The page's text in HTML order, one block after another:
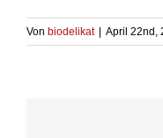
Von biodelikat April 22nd,